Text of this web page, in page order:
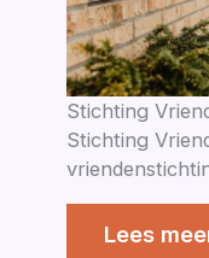
Stichting
Stichting
Lees